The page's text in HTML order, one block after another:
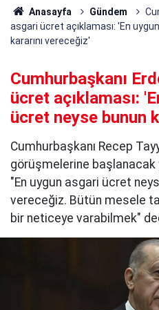
Anasayfa Gündem
asgari ücret açıklaması: 'En
kararını vereceğiz'
Cumhurbaşkanı
ücret açıklaması:
ücret neyse bunun
Cumhurbaşkanı Recep
görüşmelerine
"En uygun asgari ücret
vereceğiz. Bütün mesele
bir neticeye varabilmek"